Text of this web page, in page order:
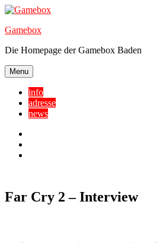
Skip
content
Gamebox
Die Homepage der Gamebox Baden
Menu
info
adresse
news
Far Cry 2 – Interview